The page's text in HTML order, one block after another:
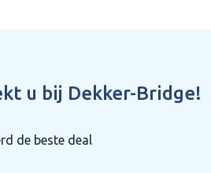
u bij Dekker-Bridge!
de beste deal